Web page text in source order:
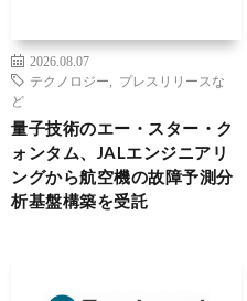
2026.08.07
テクノロジー
プレスリリースな
ど
量子技術のエー・スター・ク
ォンタム、JALエンジニアリ
ングから航空機の故障予測分
析基盤構築を受託